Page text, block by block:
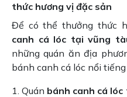
thức hương vị đặc sản
Để có thể thưởng thức
canh cá lóc tại vũng
những quán ăn địa
bánh canh cá lóc nổi
1. Quán bánh canh cá